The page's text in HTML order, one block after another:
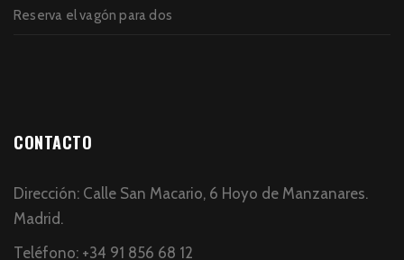
Reserva el vagón para dos
CONTACTO
Dirección: Calle San Macario, 6 Hoyo de Manzanares.
Madrid.
Teléfono: +34 91 856 68 12